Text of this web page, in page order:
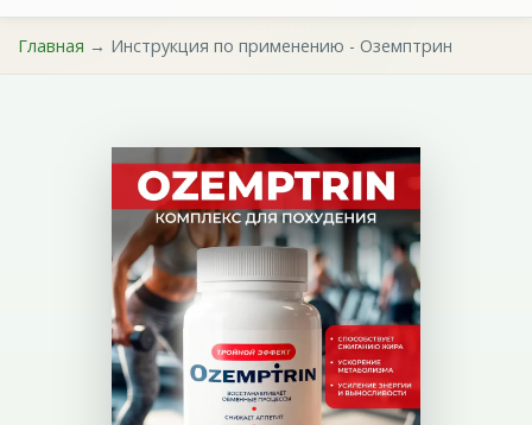
Главная → Инструкция по применению - Оземптрин